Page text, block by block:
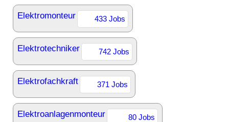
Elektromonteur 433 Jobs
Elektrotechniker 742 Jobs
Elektrofachkraft 371 Jobs
Elektroanlagenmonteur 80 Jobs